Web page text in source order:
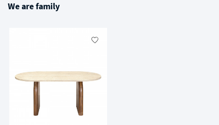
We are family